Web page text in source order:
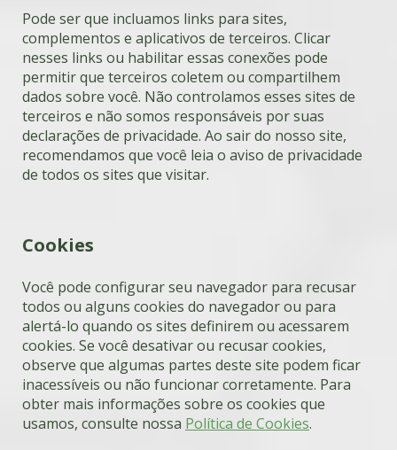
Pode ser que incluamos links para sites,
complementos e aplicativos de terceiros. Clicar
nesses links ou habilitar essas conexões pode
permitir que terceiros coletem ou compartilhem
dados sobre você. Não controlamos esses sites de
terceiros e não somos responsáveis por suas
declarações de privacidade. Ao sair do nosso site,
recomendamos que você leia o aviso de privacidade
de todos os sites que visitar.
Cookies
Você pode configurar seu navegador para recusar
todos ou alguns cookies do navegador ou para
alertá-lo quando os sites definirem ou acessarem
cookies. Se você desativar ou recusar cookies,
observe que algumas partes deste site podem ficar
inacessíveis ou não funcionar corretamente. Para
obter mais informações sobre os cookies que
usamos, consulte nossa Política de Cookies.